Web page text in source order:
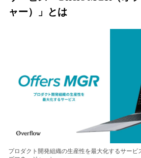
ャー）」とは
プロダクト開発組織の生産性を最大化するサービ